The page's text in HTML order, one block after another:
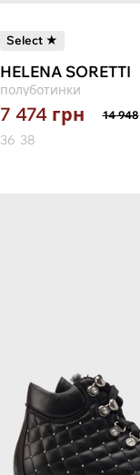
Select ★
HELENA SORETTI
полуботинки
7 474 грн 14 948
36 38